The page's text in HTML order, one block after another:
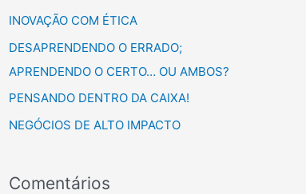
INOVAÇÃO COM ÉTICA
DESAPRENDENDO O ERRADO;
APRENDENDO O CERTO… OU AMBOS?
PENSANDO DENTRO DA CAIXA!
NEGÓCIOS DE ALTO IMPACTO
Comentários